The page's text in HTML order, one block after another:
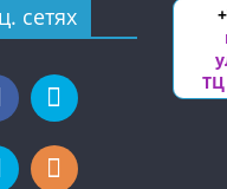
сетях